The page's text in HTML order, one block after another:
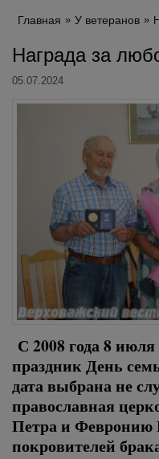
Главная У ветеранов
Награда за
05.07.2024
С 2008 года 8
праздник День
дата выбрана не
православная
Петра и Февронию
покровителей